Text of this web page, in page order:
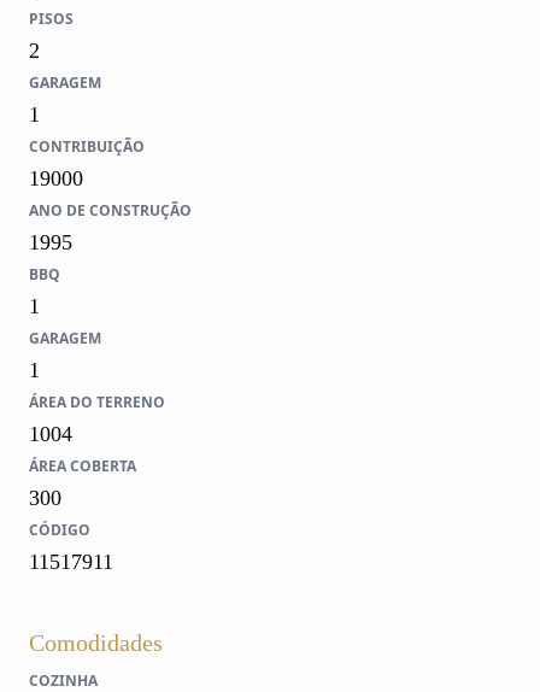
PISOS
2
GARAGEM
1
CONTRIBUIÇÃO
19000
ANO DE CONSTRUÇÃO
1995
BBQ
1
GARAGEM
1
ÁREA DO TERRENO
1004
ÁREA COBERTA
300
CÓDIGO
11517911
Comodidades
COZINHA